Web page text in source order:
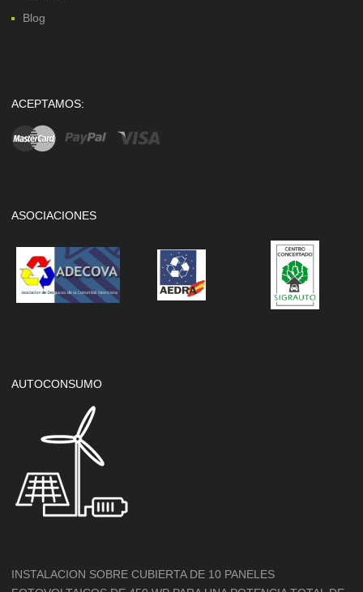
Blog
ACEPTAMOS:
ASOCIACIONES
AUTOCONSUMO
INSTALACION SOBRE CUBIERTA DE 10 PANELES